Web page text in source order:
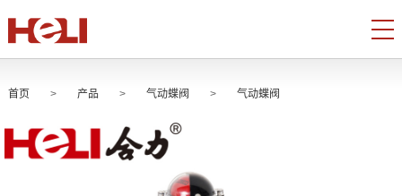
首页 > 产品 > 气动蝶阀 > 气动蝶阀